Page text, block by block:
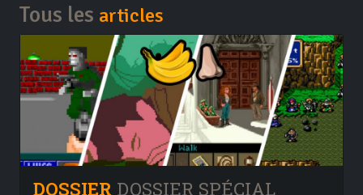
Tous les articles
DOSSIER DOSSIER SPÉCIAL